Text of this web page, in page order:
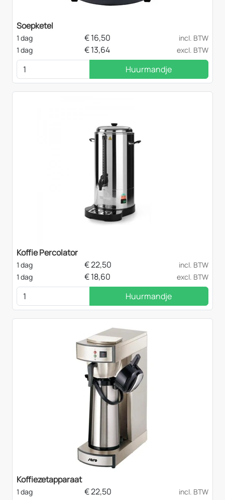
Soepketel
1 dag €16,50
incl. BTW
1 dag
€13,64 excl. BTW
Huurmandje
Koffie Percolator
1 dag €22,50
incl. BTW
1 dag
€18,60 excl. BTW
Huurmandje
Koffiezetapparaat
1 dag €22,50
incl. BTW